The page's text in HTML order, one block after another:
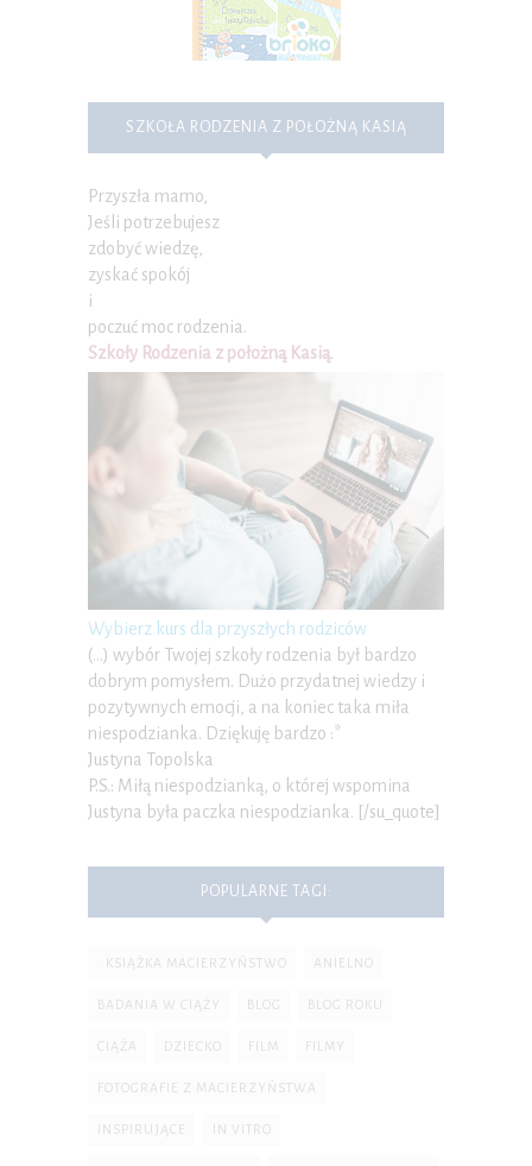
SZKOŁA RODZENIA Z POŁOŻNĄ KASIĄ
Przyszła mamo,
Jeśli potrzebujesz
zdobyć wiedzę,
zyskać spokój
i
poczuć moc rodzenia.
Szkoły Rodzenia z położną Kasią.
Wybierz kurs dla przyszłych rodziców
(…) wybór Twojej szkoły rodzenia był bardzo
dobrym pomysłem. Dużo przydatnej wiedzy i
pozytywnych emocji, a na koniec taka miła
niespodzianka. Dziękuję bardzo :*
Justyna Topolska
P.S.: Miłą niespodzianką, o której wspomina
Justyna była paczka niespodzianka. [/su_quote]
POPULARNE TAGI:
. KSIĄŻKA MACIERZYŃSTWO ANIELNO
BADANIA W CIĄŻY BLOG BLOG ROKU
CIĄŻA DZIECKO FILM FILMY
FOTOGRAFIE Z MACIERZYŃSTWA
INSPIRUJĄCE IN VITRO